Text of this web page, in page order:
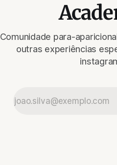
Comunidade para-
outras experiências